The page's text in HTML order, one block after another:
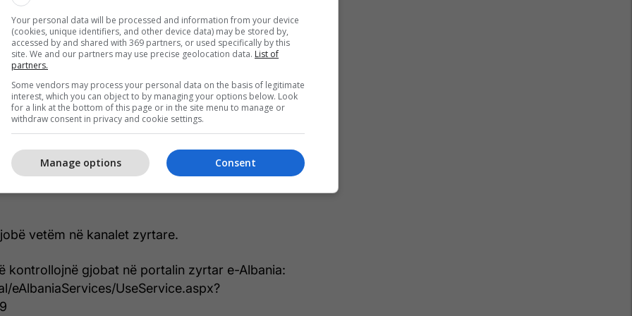
bankare.
është vjedhja e të dhënave bankare dhe më
nga llogaritë e qytetarëve.
thirrje për kujdes maksimal:
të dyshimta të ardhura përmes SMS apo
të dhënat tuaja bankare në faqe të pa
vetëm në kanalet zyrtare.
kontrollojnë gjobat në portalin zyrtar e-Albania:
eAlbaniaServices/UseService.aspx?
Your personal data will be processed and information from your device
(cookies, unique identifiers, and other device data) may be stored by,
accessed by and shared with 369 partners, or used specifically by this
site. We and our partners may use precise geolocation data. List of
partners.
Some vendors may process your personal data on the basis of legitimate
interest, which you can object to by managing your options below. Look
for a link at the bottom of this page or in the site menu to manage or
withdraw consent in privacy and cookie settings.
Consent
Manage options